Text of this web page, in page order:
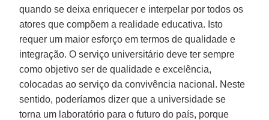
quando se deixa enriquecer e interpelar por todos os
atores que compõem a realidade educativa. Isto
requer um maior esforço em termos de qualidade e
integração. O serviço universitário deve ter sempre
como objetivo ser de qualidade e excelência,
colocadas ao serviço da convivência nacional. Neste
sentido, poderíamos dizer que a universidade se
torna um laboratório para o futuro do país, porque